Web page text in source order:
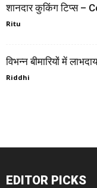
शानदार कुकिंग टिप्स
Ritu
विभन्न बीमारियों में
Riddhi
EDITOR PICKS